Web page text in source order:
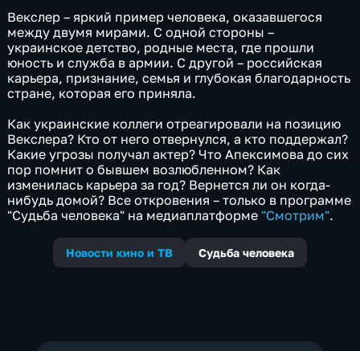
Векслер – яркий пример человека, оказавшегося
между двумя мирами. С одной стороны –
украинское детство, родные места, где прошли
юность и служба в армии. С другой – российская
карьера, признание, семья и глубокая благодарность
стране, которая его приняла.
Как украинские коллеги отреагировали на позицию
Векслера? Кто от него отвернулся, а кто поддержал?
Какие угрозы получал актер? Что Апексимова до сих
пор помнит о бывшем возлюбленном? Как
изменилась карьера за год? Вернется ли он когда-
нибудь домой? Все откровения – только в программе
"Судьба человека" на медиаплатформе "Смотрим".
Новости кино и ТВ Судьба человека